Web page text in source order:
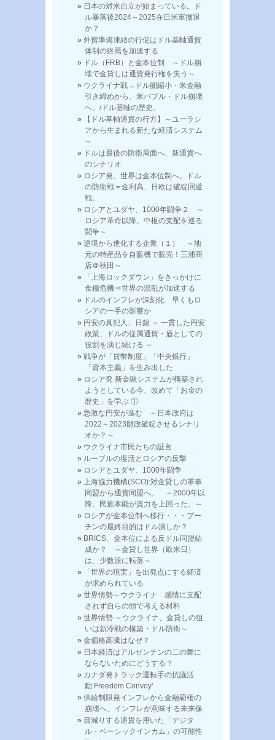
日本の対米自立が始まっている。ド
ル暴落後2024～2025在日米軍撤退
か？
外貨準備凍結の行使はドル基軸通貨
体制の終焉を加速する
ドル（FRB）と金本位制 ～ドル崩
壊で金貸しは通貨発行権を失う～
ウクライナ戦→ドル圏縮小・米金融
引き締めから、米バブル・ドル崩壊
へ。/ドル基軸の歴史。
【ドル基軸通貨の行方】～ユーラシ
アから生まれる新たな経済システム
～
ドルは最後の防衛局面へ、新通貨へ
のシナリオ
ロシア発、世界は金本位制へ。ドル
の防衛戦＝金利高、日欧は破綻回避
戦。
ロシアとユダヤ、1000年闘争２ ～
ロシア革命以降、中枢の支配を巡る
闘争～
逆境から進化する企業（１） ～地
元の特産品を自販機で販売！三浦商
店＠秋田～
「上海ロックダウン」をきっかけに
食糧危機⇒世界の混乱が加速する
ドルのインフレが深刻化 早くもロ
シアの一手の影響か
円安の真犯人、日銀 ～ 一貫した円安
政策、ドルの従属通貨・盾としての
役割を演じ続ける ～
戦争が「貨幣制度」「中央銀行」
「資本主義」を生み出した
ロシア発 新金融システムが構築され
ようとしている今、改めて「お金の
歴史」を学ぶ ①
急激な円安が進む ～日本政府は
2022～2023財政破綻させるシナリ
オか？～
ウクライナ市民たちの証言
ルーブルの復活とロシアの反撃
ロシアとユダヤ、1000年闘争
上海協力機構(SCO):対金貸しの軍事
同盟から通貨同盟へ。 ～2000年以
降、民族本能が資力を上回った。～
ロシアが金本位制へ移行・・・プー
チンの最終目的はドル潰しか？
BRICS、金本位による反ドル同盟結
成か？ ～金貸し世界（欧米日）
は、少数派に転落～
「世界の現実」を出発点にする経済
が求められている
世界情勢～ウクライナ 感情に支配
されず自らの頭で考える材料
世界情勢 ～ウクライナ、金貸しの狙
いは新冷戦の構築・ドル防衛～
金価格高騰はなぜ？
日本経済はアルゼンチンの二の舞に
ならないためにどうする？
カナダ発トラック運転手の抗議活
動’Freedom Convoy’
供給制限発インフレから金融覇権の
崩壊へ、インフレが意味する未来像
目減りする通貨を用いた「デジタ
ル・ベーシックインカム」の可能性